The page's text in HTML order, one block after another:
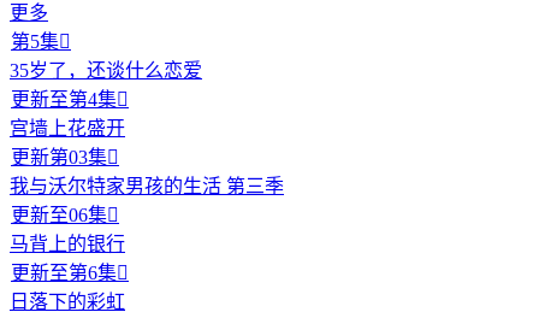
更多
第5集
35岁了，还谈什么恋爱
更新至第4集
宫墙上花盛开
更新第03集
我与沃尔特家男孩的生活 第三季
更新至06集
马背上的银行
更新至第6集
日落下的彩虹